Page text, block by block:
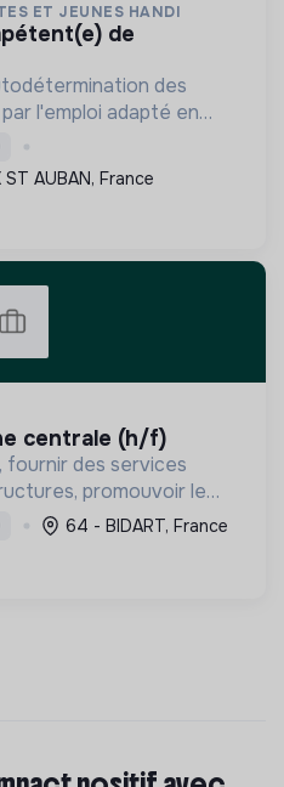
ET JEUNES HANDI
des
l'emploi adapté en
en répondant aux
la solidarité.
AUBAN, France
centrale (h/f)
fournir des services
promouvoir le
des politiques pour
64 - BIDART, France